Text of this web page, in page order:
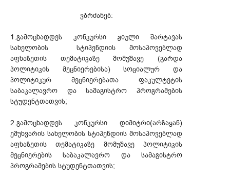
ვბრძანებ:
1.გამოცხადდეს კონკურსი ჟიული შარტავას
სახელობის სტიპენდიის მოსაპოვებლად
აფხაზეთის თემატიკაზე მომუშავე (გარდა
პოლიტიკის მეცნიერებისა) სოციალურ და
პოლიტიკურ მეცნიერებათა ფაკულტეტის
საბაკალავრო და სამაგისტრო პროგრამების
სტუდენტთათვის;
2.გამოცხადდეს კონკურსი დიმიტრი(არზაყან)
ემუხვარის სახელობის სტიპენდიის მოსაპოვებლად
აფხაზეთის თემატიკაზე მომუშავე პოლიტიკის
მეცნიერების საბაკალავრო და სამაგისტრო
პროგრამების სტუდენტთათვის;